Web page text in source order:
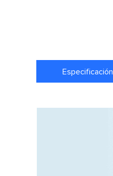
Especificación